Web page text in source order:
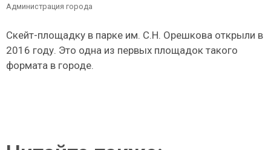
Администрация города
Скейт-площадку в парке им. С.Н. Орешкова открыли в
2016 году. Это одна из первых площадок такого
формата в городе.